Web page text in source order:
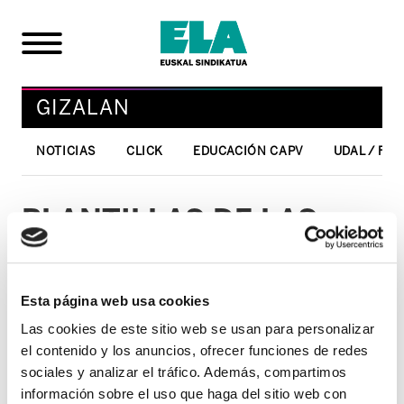
Esta página web usa cookies
Las cookies de este sitio web se usan para personalizar
el contenido y los anuncios, ofrecer funciones de redes
sociales y analizar el tráfico. Además, compartimos
información sobre el uso que haga del sitio web con
GIZALAN
NOTICIAS CLICK EDUCACIÓN CAPV UDAL /
PLANTILLAS DE LAS
PRUEBAS
DIA 6 DE
DICIEMBRE/Auxiliar
Administrativo